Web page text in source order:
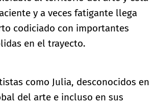
y a veces fatigante llega
codiciado con importantes
en el trayecto.
como Julia, desconocidos en
del arte e incluso en sus